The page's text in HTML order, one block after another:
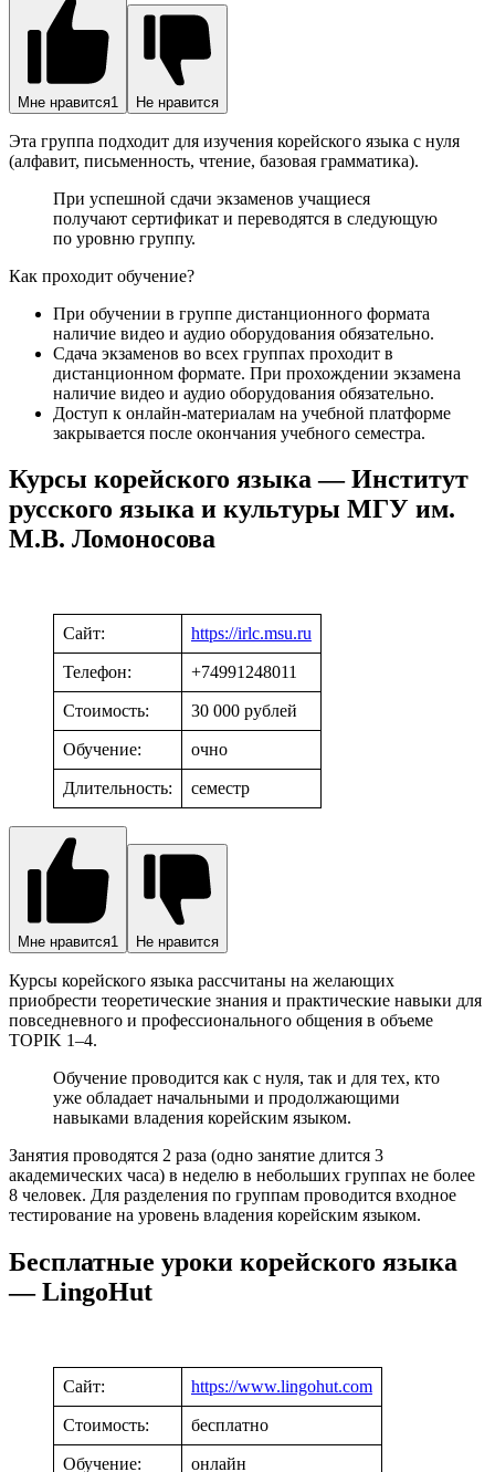
Мне нравится1 Не нравится
Эта группа подходит для изучения корейского языка с нуля
(алфавит, письменность, чтение, базовая грамматика).
При успешной сдачи экзаменов учащиеся
получают сертификат и переводятся в следующую
по уровню группу.
Как проходит обучение?
При обучении в группе дистанционного формата
наличие видео и аудио оборудования обязательно.
Сдача экзаменов во всех группах проходит в
дистанционном формате. При прохождении экзамена
наличие видео и аудио оборудования обязательно.
Доступ к онлайн-материалам на учебной платформе
закрывается после окончания учебного семестра.
Курсы корейского языка — Институт
русского языка и культуры МГУ им.
М.В. Ломоносова
Сайт: https://irlc.msu.ru
Телефон: +74991248011
Стоимость: 30 000 рублей
Обучение: очно
Длительность: семестр
Мне нравится1 Не нравится
Курсы корейского языка рассчитаны на желающих
приобрести теоретические знания и практические навыки для
повседневного и профессионального общения в объеме
TOPIK 1–4.
Обучение проводится как с нуля, так и для тех, кто
уже обладает начальными и продолжающими
навыками владения корейским языком.
Занятия проводятся 2 раза (одно занятие длится 3
академических часа) в неделю в небольших группах не более
8 человек. Для разделения по группам проводится входное
тестирование на уровень владения корейским языком.
Бесплатные уроки корейского языка
— LingoHut
Сайт: https://www.lingohut.com
Стоимость: бесплатно
Обучение: онлайн